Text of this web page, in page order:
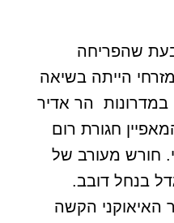
שהפריחה
הייתה בשיאה
במדרונות הר אדיר
חגורת רום
חורש מעורב של
בנחל דובב.
האיאוקני הקשה